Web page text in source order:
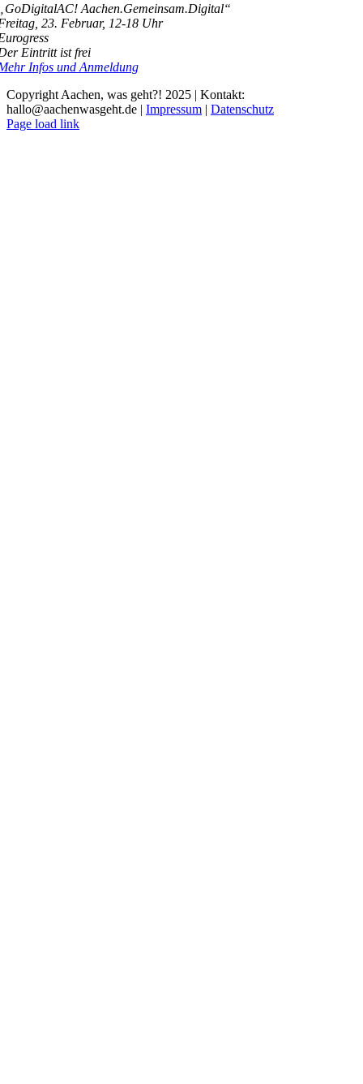
Aachen.Gemeinsam.Digital“
23. Februar, 12-18 Uhr
Eintritt ist frei
Infos und Anmeldung
Copyright Aachen, was geht?! 2025 | Kontakt:
hallo@aachenwasgeht.de | Impressum | Datenschutz
Instagram
LinkedIn
Tiktok
YouTube
Page load link